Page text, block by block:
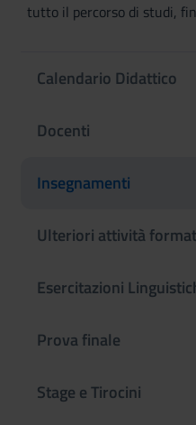
tutto il percorso di studi,
Calendario Didattico
Docenti
Insegnamenti
Ulteriori attività
Esercitazioni
Prova finale
Stage e Tirocini